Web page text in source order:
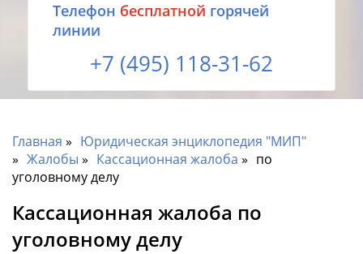
Tелефон бесплатной горячей
линии
+7 (495) 118-31-62
Главная
Юридическая энциклопедия "МИП"
Жалобы
Кассационная жалоба
по
уголовному делу
Кассационная жалоба по
уголовному делу